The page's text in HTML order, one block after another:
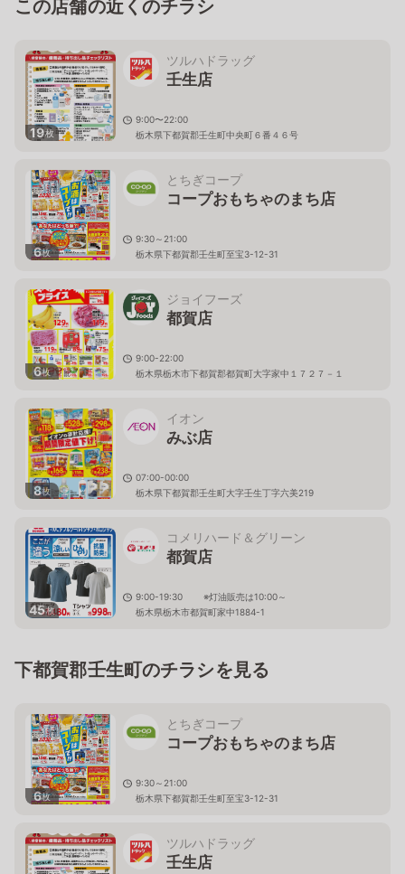
この店舗の近くのチラシ
19枚
ツルハドラッグ
壬生店
9:00〜22:00
栃木県下都賀郡壬生町中央町６番４６号
6枚
とちぎコープ
コープおもちゃのまち店
9:30～21:00
栃木県下都賀郡壬生町至宝3-12-31
6枚
ジョイフーズ
都賀店
9:00-22:00
栃木県栃木市下都賀郡都賀町大字家中１７２７－１
8枚
イオン
みぶ店
07:00-00:00
栃木県下都賀郡壬生町大字壬生丁字六美219
45枚
コメリハード＆グリーン
都賀店
9:00-19:30 ※灯油販売は10:00～
栃木県栃木市都賀町家中1884-1
下都賀郡壬生町のチラシを見る
6枚
とちぎコープ
コープおもちゃのまち店
9:30～21:00
栃木県下都賀郡壬生町至宝3-12-31
ツルハドラッグ
壬生店